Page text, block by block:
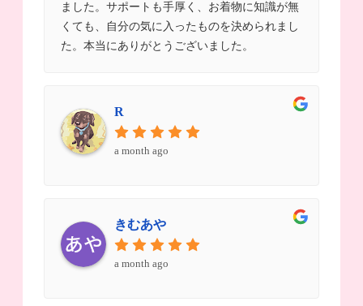
ました。サポートも手厚く、お着物に知識が無
くても、自分の気に入ったものを決められまし
た。本当にありがとうございました。
R
a month ago
きむあや
a month ago